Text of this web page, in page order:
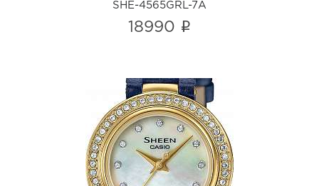
SHE-4565GRL-7A
18990 i
Sheen
SHE-4565GBL-7A